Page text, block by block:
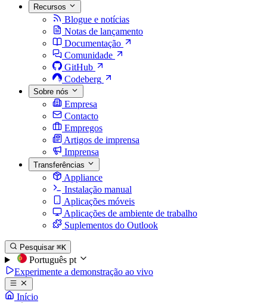
Recursos
Blogue e notícias
Notas de lançamento
Documentação
Comunidade
GitHub
Codeberg
Sobre nós
Empresa
Contacto
Empregos
Artigos de imprensa
Imprensa
Transferências
Appliance
Instalação manual
Aplicações móveis
Aplicações de ambiente de trabalho
Suplementos do Outlook
Pesquisar ⌘K
Português pt
Experimente a demonstração ao vivo
Início